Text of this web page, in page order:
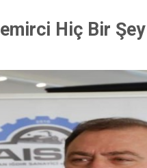
Hiç Bir